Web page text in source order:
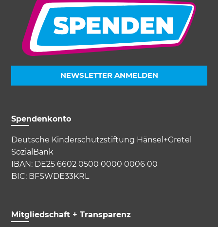
NEWSLETTER ANMELDEN
Spendenkonto
Deutsche Kinderschutzstiftung Hänsel+Gretel
SozialBank
IBAN: DE25 6602 0500 0000 0006 00
BIC: BFSWDE33KRL
Mitgliedschaft + Transparenz